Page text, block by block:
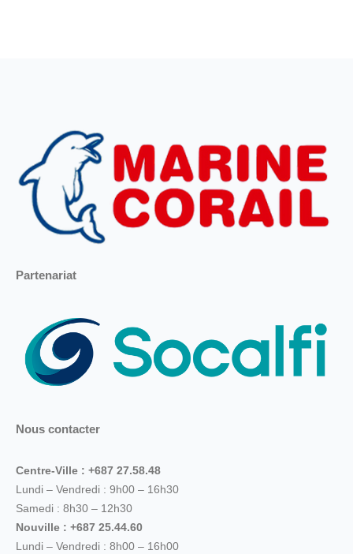
Partenariat
Nous contacter
Centre-Ville : +687 27.58.48
Lundi – Vendredi : 9h00 – 16h30
Samedi : 8h30 – 12h30
Nouville : +687 25.44.60
Lundi – Vendredi : 8h00 – 16h00